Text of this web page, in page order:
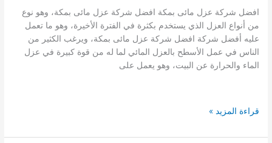
افضل شركة عزل مائى بمكة افضل شركة عزل مائى بمكة، وهو نوع
من أنواع العزل الذي يستخدم بكثرة في الفترة الأخيرة، وهو ما تعمل
عليه أفضل شركة افضل شركة عزل مائى بمكة، ويرغب الكثير من
الناس في عمل الأسطح بالعزل المائي لما له من قوة كبيرة في عزل
الماء والحرارة عن البيت، وهو يعمل على
افضل
عزل
قراءة المزيد »